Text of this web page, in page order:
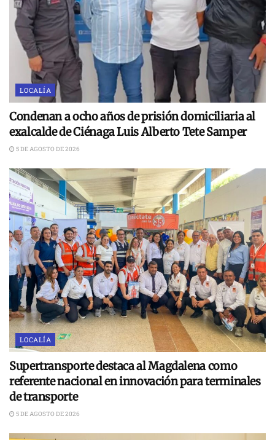
LOCALÍA
Condenan a ocho años de prisión domiciliaria al
exalcalde de Ciénaga Luis Alberto Tete Samper
5 DE AGOSTO DE 2026
LOCALÍA
Supertransporte destaca al Magdalena como
referente nacional en innovación para terminales
de transporte
5 DE AGOSTO DE 2026